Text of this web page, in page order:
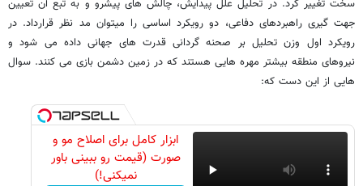
سخت تغییر کرد. در تحلیل علل پیدایش، چالش های پیشرو و به تبع آن تعیین
جهت گیری راهبردهای دفاعی، دو رویکرد اساسی را میتوان مد نظر قرارداد. در
رویکرد اول وزن تحلیل بر صحنه گردانی قدرت های جهانی داده می شود و
نیروهای منطقه بیشتر مهره هایی هستند که در زمین دشمن بازی می کنند. سوال
هایی از این دست که:
ابزار کامل برای اصلاح مو و
صورت (قیمت رو ببینی باور
نمیکنی!)